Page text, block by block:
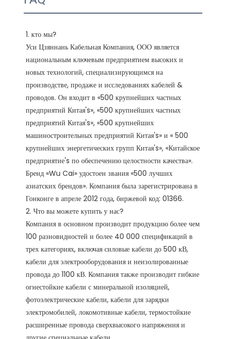
1. кто мы?
Уси Цзяннань Кабельная Компания, ООО является
национальным ключевым предприятием высоких и
новых технологий, специализирующимся на
производстве, продаже и исследованиях кабелей &
проводов. Он входит в «500 крупнейших частных
предприятий Китая's», «500 крупнейших частных
предприятий Китая's», «500 крупнейших
машиностроительных предприятий Китая's» и « 500
крупнейших энергетических групп Китая's», «Китайское
предприятие's по обеспечению целостности качества».
Бренд «Wu Cai» удостоен звания «500 лучших
азиатских брендов». Компания была зарегистрирована в
Гонконге в апреле 2012 года, биржевой код: 01366.
2. Что вы можете купить у нас?
Компания в основном производит продукцию более чем
100 разновидностей и более 40 000 спецификаций в
трех категориях, включая силовые кабели до 500 кВ,
кабели для электрооборудования и неизолированные
провода до 1100 кВ. Компания также производит гибкие
огнестойкие кабели с минеральной изоляцией,
фотоэлектрические кабели, кабели для зарядки
электромобилей, локомотивные кабели, термостойкие
расширенные провода сверхвысокого напряжения и